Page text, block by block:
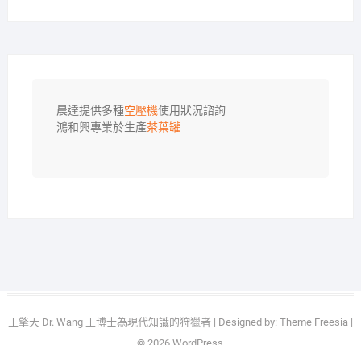
晨達提供多種空壓機使用狀況諮詢
鴻和興專業於生產茶葉罐
王擎天 Dr. Wang 王博士為現代知識的狩獵者| Designed by: Theme Freesia|